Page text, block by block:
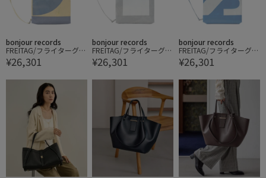
bonjour records
FREITAG/フライターグ M
AURICE BACKPACKABLE
TOTE SMALL
¥26,301
bonjour records
FREITAG/フライターグ M
AURICE BACKPACKABLE
TOTE SMALL
¥26,301
bonjour records
FREITAG/フライターグ M
AURICE BACKPACKABLE
TOTE SMALL
¥26,301